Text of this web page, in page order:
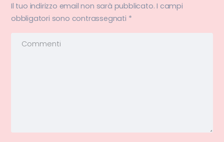
Il tuo indirizzo email non sarà pubblicato. I campi
obbligatori sono contrassegnati *